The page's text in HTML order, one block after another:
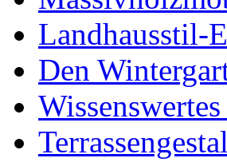
Landhausstil-
Den